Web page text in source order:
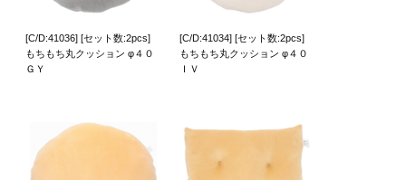
[C/D:41036] [セット数:2pcs]
もちもち丸クッション φ４０
ＧＹ
[C/D:41034] [セット数:2pcs]
もちもち丸クッション φ４０
ＩＶ